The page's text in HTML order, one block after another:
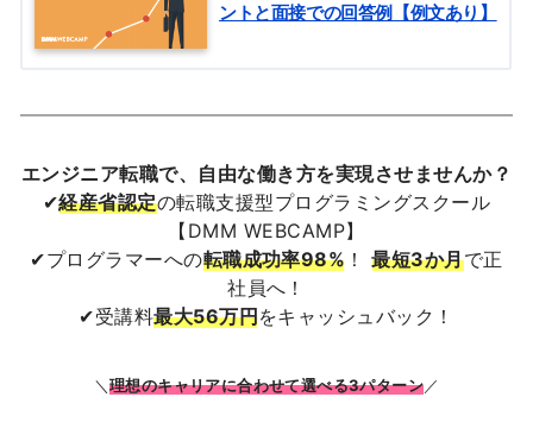
ントと面接での回答例【例文あり】
エンジニア転職で、自由な働き方を実現させませんか？
✔経産省認定の転職支援型プログラミングスクール
【DMM WEBCAMP】
✔プログラマーへの転職成功率98% ！最短3か月で正
社員へ！
✔受講料最大56万円をキャッシュバック！
＼理想のキャリアに合わせて選べる3パターン／